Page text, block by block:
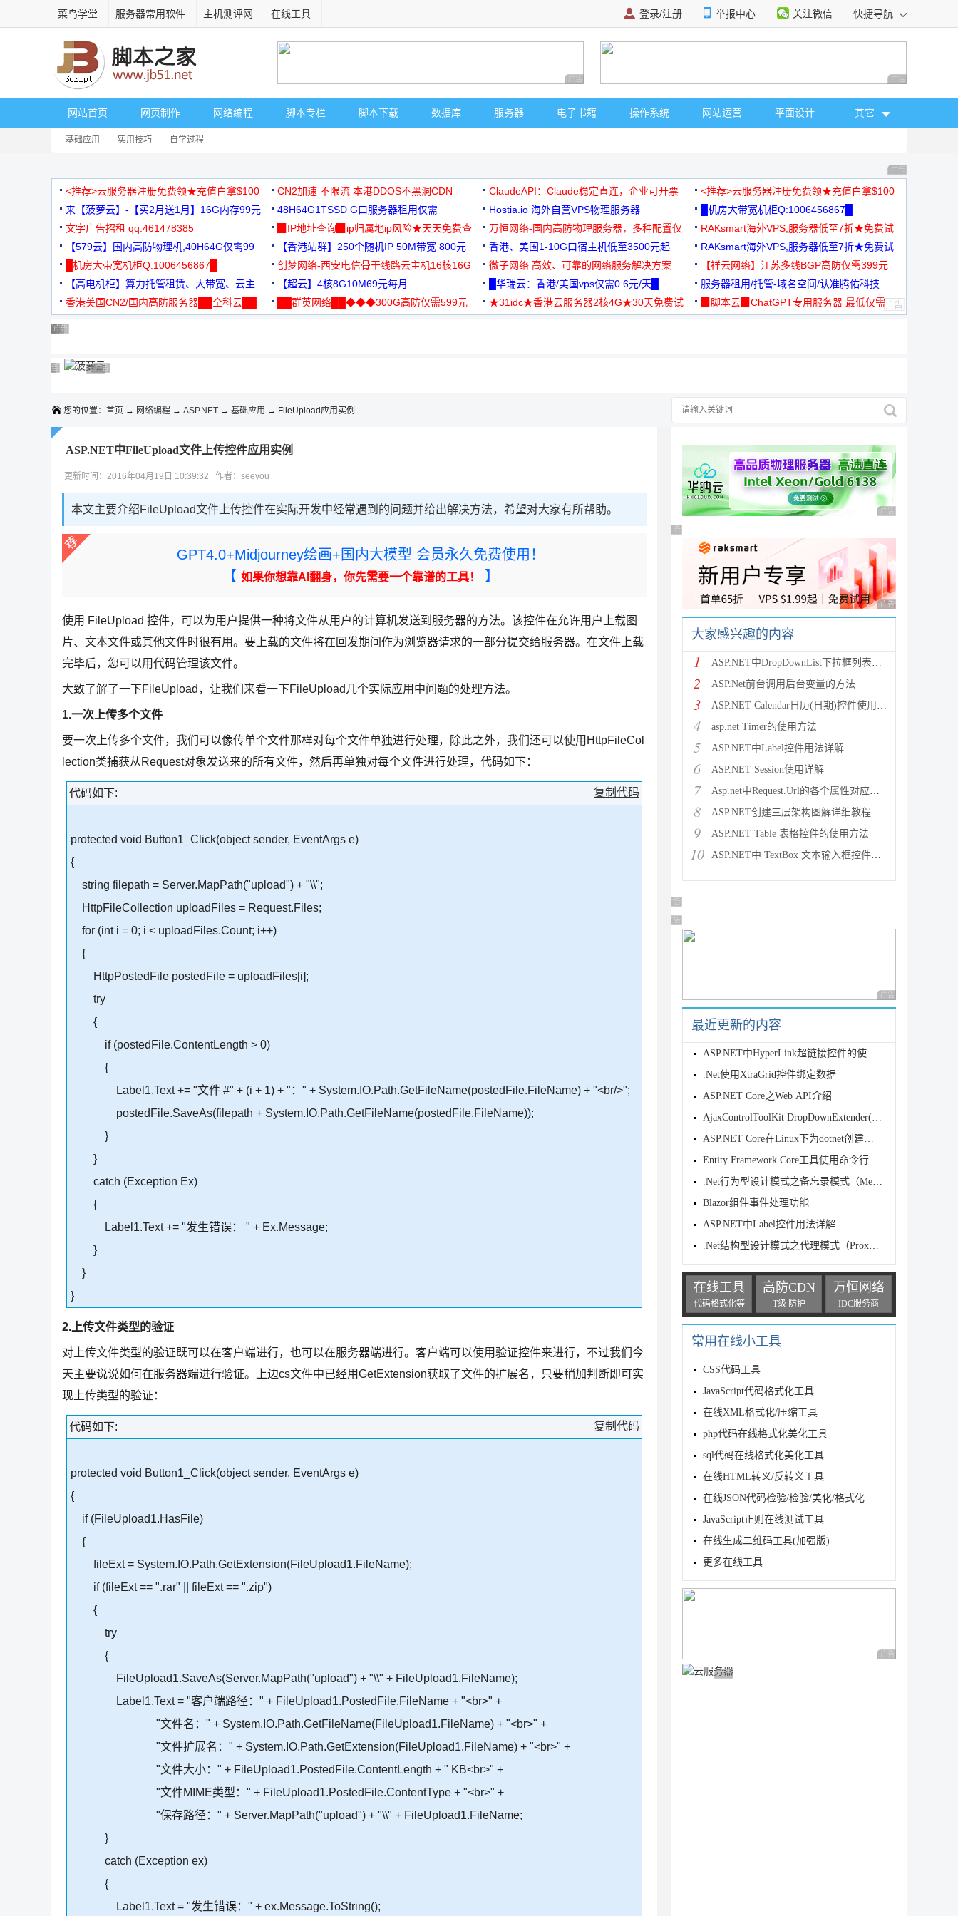
菜鸟学堂 服务器常用软件 主机测评网 在线工具 登录/注册 举报中心 关注微信 快捷导航
广告 商业广告，理性选择 广告 商业广告，理
网站首页 网页制作 网络编程 脚本专栏 脚本下载 数据库 服务器 电子书籍 操作系统 网站运营 平面设计 其它
基础应用 实用技巧 自学过程
广告 商业广告，理
<推荐>云服务器注册免费领★充值白拿$100 CN2加速 不限流 本港DDOS不黑洞CDN ClaudeAPI：Claude稳定直连，企业可开票
<推荐>云服务器注册免费领★充值白拿$100
来【菠萝云】-【买2月送1月】16G内存99元
48H64G1TSSD G口服务器租用仅需
3000+可免费测试
Hostia.io 海外自营VPS物理服务器
█机房大带宽机柜Q:1006456867█
文字广告招租 qq:461478385
▉IP地址查询▉ip归属地ip风险★天天免费查
万恒网络-国内高防物理服务器，多种配置仅
99元/月起
RAKsmart海外VPS,服务器低至7折★免费试
用★
【579云】国内高防物理机,40H64G仅需99
元
【香港站群】250个随机IP 50M带宽 800元 香港、美国1-10G口宿主机低至3500元起
RAKsmart海外VPS,服务器低至7折★免费试
用★
█机房大带宽机柜Q:1006456867█
创梦网络-西安电信骨干线路云主机16核16G
88元/月
微子网络 高效、可靠的网络服务解决方案
【祥云网络】江苏多线BGP高防仅需399元
【高电机柜】算力托管租赁、大带宽、云主
机
【超云】4核8G10M69元每月 █华瑞云：香港/美国vps仅需0.6元/天█
服务器租用/托管-域名空间/认准腾佑科技
香港美国CN2/国内高防服务器██全科云██
██群英网络██◆◆◆300G高防仅需599元
★31idc★香港云服务器2核4G★30天免费试
▉脚本云▉ChatGPT专用服务器 最低仅需
广告 商业广告，理性选择
广告 商业广告，理性选择
广告 商业广告，理性选择
广告 商业广告，理性选择
广告 商业广告，理性选择
广告 商业广告，理性选择
广告 商业广告，理性选择
广告 商业广告，理性选择广告 商业广告，理性选择
广告 商业广告，理性选择
您的位置： 首页 → 网络编程 → ASP.NET → 基础应用 → FileUpload应用实例
ASP.NET中FileUpload文件上传控件应用实例
更新时间：2016年04月19日 10:39:32 作者：seeyou
本文主要介绍FileUpload文件上传控件在实际开发中经常遇到的问题并给出解决方法，希望对大家有所帮助。
GPT4.0+Midjourney绘画+国内大模型 会员永久免费使用！
【 如果你想靠AI翻身，你先需要一个靠谱的工具！ 】
使用 FileUpload 控件，可以为用户提供一种将文件从用户的计算机发送到服务器的方法。该控件在允许用户上载图
片、文本文件或其他文件时很有用。要上载的文件将在回发期间作为浏览器请求的一部分提交给服务器。在文件上载
完毕后，您可以用代码管理该文件。
大致了解了一下FileUpload，让我们来看一下FileUpload几个实际应用中问题的处理方法。
1.一次上传多个文件
要一次上传多个文件，我们可以像传单个文件那样对每个文件单独进行处理，除此之外，我们还可以使用HttpFileCol
lection类捕获从Request对象发送来的所有文件，然后再单独对每个文件进行处理，代码如下：
复制代码
代码如下:
protected void Button1_Click(object sender, EventArgs e)
{
string filepath = Server.MapPath("upload") + "\\";
HttpFileCollection uploadFiles = Request.Files;
for (int i = 0; i < uploadFiles.Count; i++)
{
HttpPostedFile postedFile = uploadFiles[i];
try
{
if (postedFile.ContentLength > 0)
{
Label1.Text += "文件 #" + (i + 1) + "：" + System.IO.Path.GetFileName(postedFile.FileName) + "<br/>";
postedFile.SaveAs(filepath + System.IO.Path.GetFileName(postedFile.FileName));
}
}
catch (Exception Ex)
{
Label1.Text += "发生错误： " + Ex.Message;
}
}
}
2.上传文件类型的验证
对上传文件类型的验证既可以在客户端进行，也可以在服务器端进行。客户端可以使用验证控件来进行，不过我们今
天主要说说如何在服务器端进行验证。上边cs文件中已经用GetExtension获取了文件的扩展名，只要稍加判断即可实
现上传类型的验证：
复制代码
代码如下:
protected void Button1_Click(object sender, EventArgs e)
{
if (FileUpload1.HasFile)
{
fileExt = System.IO.Path.GetExtension(FileUpload1.FileName);
if (fileExt == ".rar" || fileExt == ".zip")
{
try
{
FileUpload1.SaveAs(Server.MapPath("upload") + "\\" + FileUpload1.FileName);
Label1.Text = "客户端路径：" + FileUpload1.PostedFile.FileName + "<br>" +
"文件名：" + System.IO.Path.GetFileName(FileUpload1.FileName) + "<br>" +
"文件扩展名：" + System.IO.Path.GetExtension(FileUpload1.FileName) + "<br>" +
"文件大小：" + FileUpload1.PostedFile.ContentLength + " KB<br>" +
"文件MIME类型：" + FileUpload1.PostedFile.ContentType + "<br>" +
"保存路径：" + Server.MapPath("upload") + "\\" + FileUpload1.FileName;
}
catch (Exception ex)
{
Label1.Text = "发生错误：" + ex.Message.ToString();
广告 商业广告，理性
广告 商业广告，理性选择
广告 商业广告，理性
大家感兴趣的内容
1 ASP.NET中DropDownList下拉框列表控件绑定数
2 ASP.Net前台调用后台变量的方法
3 ASP.NET Calendar日历(日期)控件使用方法
4 asp.net Timer的使用方法
5 ASP.NET中Label控件用法详解
6 ASP.NET Session使用详解
7 Asp.net中Request.Url的各个属性对应的意义介
8 ASP.NET创建三层架构图解详细教程
9 ASP.NET Table 表格控件的使用方法
10 ASP.NET中 TextBox 文本输入框控件的使用方法
广告 商业广告，理性选择
广告 商业广告，理性选择
广告 商业广告，理性
最近更新的内容
ASP.NET中HyperLink超链接控件的使用方法
.Net使用XtraGrid控件绑定数据
ASP.NET Core之Web API介绍
AjaxControlToolKit DropDownExtender(下拉
ASP.NET Core在Linux下为dotnet创建守护进程
Entity Framework Core工具使用命令行
.Net行为型设计模式之备忘录模式（Memento）
Blazor组件事件处理功能
ASP.NET中Label控件用法详解
.Net结构型设计模式之代理模式（Proxy）
在线工具
代码格式化等
高防CDN
T级 防护
万恒网络
IDC服务商
常用在线小工具
CSS代码工具
JavaScript代码格式化工具
在线XML格式化/压缩工具
php代码在线格式化美化工具
sql代码在线格式化美化工具
在线HTML转义/反转义工具
在线JSON代码检验/检验/美化/格式化
JavaScript正则在线测试工具
在线生成二维码工具(加强版)
更多在线工具
广告 商业广告，理性
广告 商业广告，理性选择